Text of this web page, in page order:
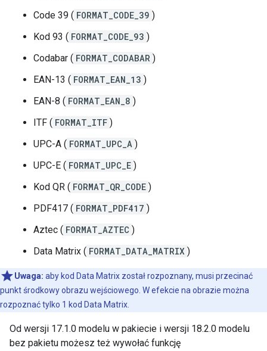
Code 39 ( FORMAT_CODE_39 )
Kod 93 ( FORMAT_CODE_93 )
Codabar ( FORMAT_CODABAR )
EAN-13 ( FORMAT_EAN_13 )
EAN-8 ( FORMAT_EAN_8 )
ITF ( FORMAT_ITF )
UPC-A ( FORMAT_UPC_A )
UPC-E ( FORMAT_UPC_E )
Kod QR ( FORMAT_QR_CODE )
PDF417 ( FORMAT_PDF417 )
Aztec ( FORMAT_AZTEC )
Data Matrix ( FORMAT_DATA_MATRIX )
Uwaga: aby kod Data Matrix został rozpoznany, musi przecinać
punkt środkowy obrazu wejściowego. W efekcie na obrazie można
rozpoznać tylko 1 kod Data Matrix.
Od wersji 17.1.0 modelu w pakiecie i wersji 18.2.0 modelu
bez pakietu możesz też wywołać funkcję